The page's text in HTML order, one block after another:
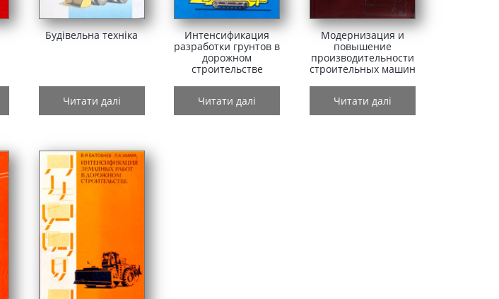
Будівельна техніка
Читати далі
Интенсификация
разработки грунтов в
дорожном
строительстве
Читати далі
Модернизация и
повышение
производительности
строительных машин
Читати далі